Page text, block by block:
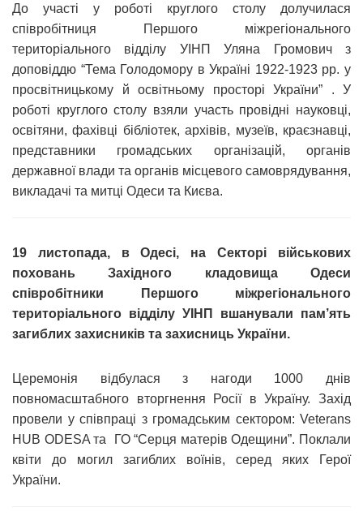
До участі у роботі круглого столу долучилася
співробітниця Першого міжрегіонального
територіального відділу УІНП Уляна Громович з
доповіддю “Тема Голодомору в Україні 1922-1923 рр. у
просвітницькому й освітньому просторі України” . У
роботі круглого столу взяли участь провідні науковці,
освітяни, фахівці бібліотек, архівів, музеїв, краєзнавці,
представники громадських організацій, органів
державної влади та органів місцевого самоврядування,
викладачі та митці Одеси та Києва.
19 листопада, в Одесі, на Секторі військових
поховань Західного кладовища Одеси
співробітники Першого міжрегіонального
територіального відділу УІНП вшанували пам’ять
загиблих захисників та захисниць України.
Церемонія відбулася з нагоди 1000 днів
повномасштабного вторгнення Росії в Україну. Захід
провели у співпраці з громадським сектором: Veterans
HUB ODESA та ГО “Серця матерів Одещини”. Поклали
квіти до могил загиблих воїнів, серед яких Герої
України.